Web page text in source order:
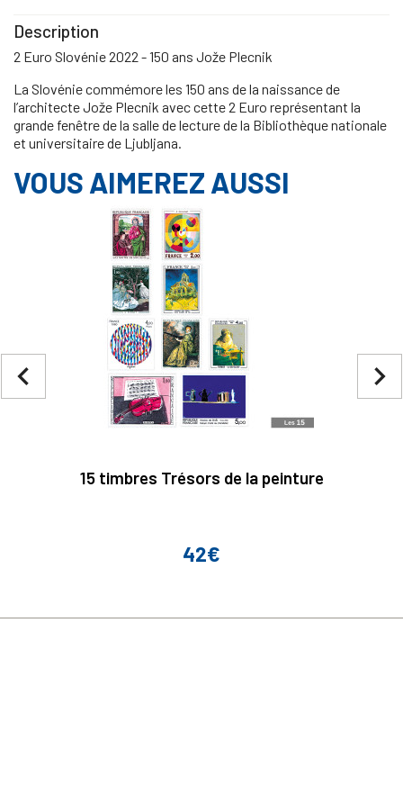
Description
2 Euro Slovénie 2022 - 150 ans Jože Plecnik
La Slovénie commémore les 150 ans de la naissance de
l’architecte Jože Plecnik avec cette 2 Euro représentant la
grande fenêtre de la salle de lecture de la Bibliothèque nationale
et universitaire de Ljubljana.
VOUS AIMEREZ AUSSI
15 timbres Trésors de la peinture
Prix
42€
navigate_next
navigate_before